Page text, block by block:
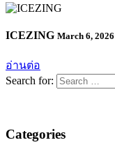
ICEZING March 6, 2026
อ่านต่อ
Search for:
Categories